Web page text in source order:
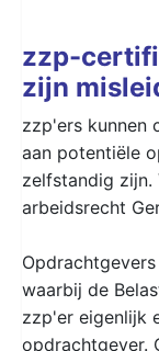
zzp-
zijn
zzp'ers kunnen
aan potentiële
zelfstandig zijn.
arbeidsrecht
waarbij de
zzp'er eigenlijk
opdrachtgever.